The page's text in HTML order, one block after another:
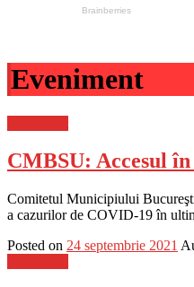
Eveniment
CMBSU: Accesul
Comitetul Municipiului
a cazurilor de COVID-19 în
Posted on 24 septembrie 2021